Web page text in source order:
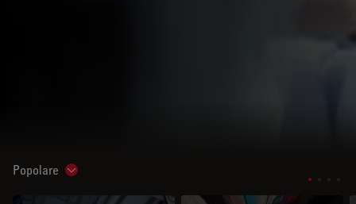
Popolare Show subnavigation